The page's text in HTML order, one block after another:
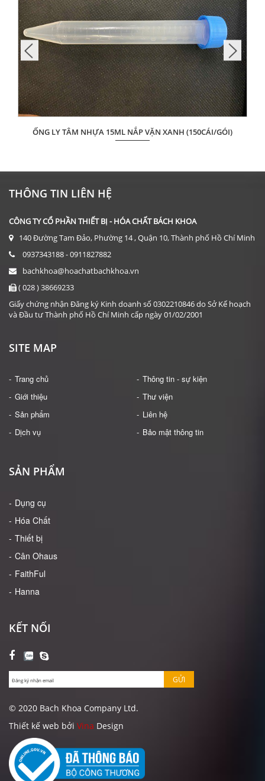
ỐNG LY TÂM NHỰA 15ML NẮP VẶN XANH (150CÁI/GÓI)
ĐẶT HÀNG
THÔNG TIN LIÊN HỆ
CÔNG TY CỔ PHẦN THIẾT BỊ - HÓA CHẤT BÁCH KHOA
140 Đường Tam Đảo, Phường 14 , Quận 10, Thành phố Hồ Chí Minh
0937343188 - 0911827882
bachkhoa@hoachatbachkhoa.vn
( 028 ) 38669233
Giấy chứng nhận Đăng ký Kinh doanh số 0302210846 do Sở Kế hoạch
và Đầu tư Thành phố Hồ Chí Minh cấp ngày 01/02/2001
SITE MAP
Trang chủ
Giới thiệu
Sản phẩm
Dịch vụ
Thông tin - sự kiện
Thư viện
Liên hệ
Bảo mật thông tin
SẢN PHẨM
Dụng cụ
Hóa Chất
Thiết bị
Cân Ohaus
FaithFul
Hanna
KẾT NỐI
GỬI
© 2020 Bach Khoa Company Ltd.
Thiết kế web bởi Vina Design